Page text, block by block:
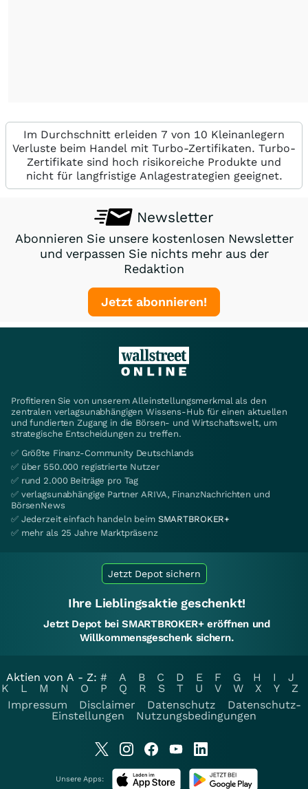
Im Durchschnitt erleiden 7 von 10 Kleinanlegern
Verluste beim Handel mit Turbo-Zertifikaten. Turbo-
Zertifikate sind hoch risikoreiche Produkte und
nicht für langfristige Anlagestrategien geeignet.
Newsletter
Abonnieren Sie unsere kostenlosen Newsletter
und verpassen Sie nichts mehr aus der
Redaktion
Jetzt abonnieren!
Profitieren Sie von unserem Alleinstellungsmerkmal als den
zentralen verlagsunabhängigen Wissens-Hub für einen aktuellen
und fundierten Zugang in die Börsen- und Wirtschaftswelt, um
strategische Entscheidungen zu treffen.
✅ Größte Finanz-Community Deutschlands
✅ über 550.000 registrierte Nutzer
✅ rund 2.000 Beiträge pro Tag
✅ verlagsunabhängige Partner ARIVA, FinanzNachrichten und
BörsenNews
✅ Jederzeit einfach handeln beim SMARTBROKER+
✅ mehr als 25 Jahre Marktpräsenz
Jetzt Depot sichern
Ihre Lieblingsaktie geschenkt!
Jetzt Depot bei SMARTBROKER+ eröffnen und
Willkommensgeschenk sichern.
Aktien von A - Z: # A B C D E F G H I
J
K
L M N O P Q R S T U V W X Y
Z
Impressum
Disclaimer Datenschutz
Datenschutz-
Einstellungen
Nutzungsbedingungen
Unsere Apps: